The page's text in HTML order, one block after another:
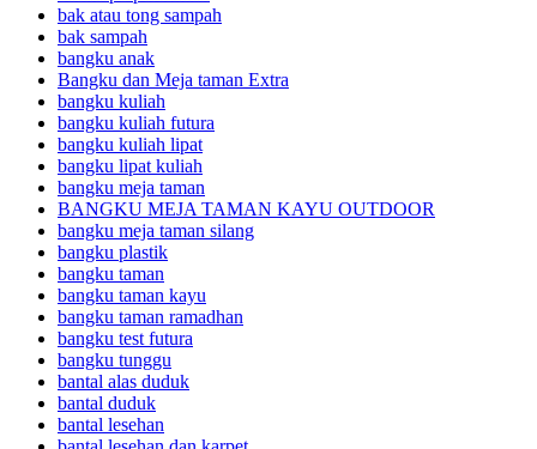
bak atau tong sampah
bak sampah
bangku anak
Bangku dan Meja taman Extra
bangku kuliah
bangku kuliah futura
bangku kuliah lipat
bangku lipat kuliah
bangku meja taman
BANGKU MEJA TAMAN KAYU OUTDOOR
bangku meja taman silang
bangku plastik
bangku taman
bangku taman kayu
bangku taman ramadhan
bangku test futura
bangku tunggu
bantal alas duduk
bantal duduk
bantal lesehan